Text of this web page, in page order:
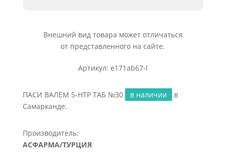
Внешний вид товара может отличаться
от представленного на сайте.
Артикул: e171ab67-l
ПАСИ ВАЛЕМ 5-HTP ТАБ №30 в наличии
в
Самарканде.
Производитель:
АСФАРМА/ТУРЦИЯ